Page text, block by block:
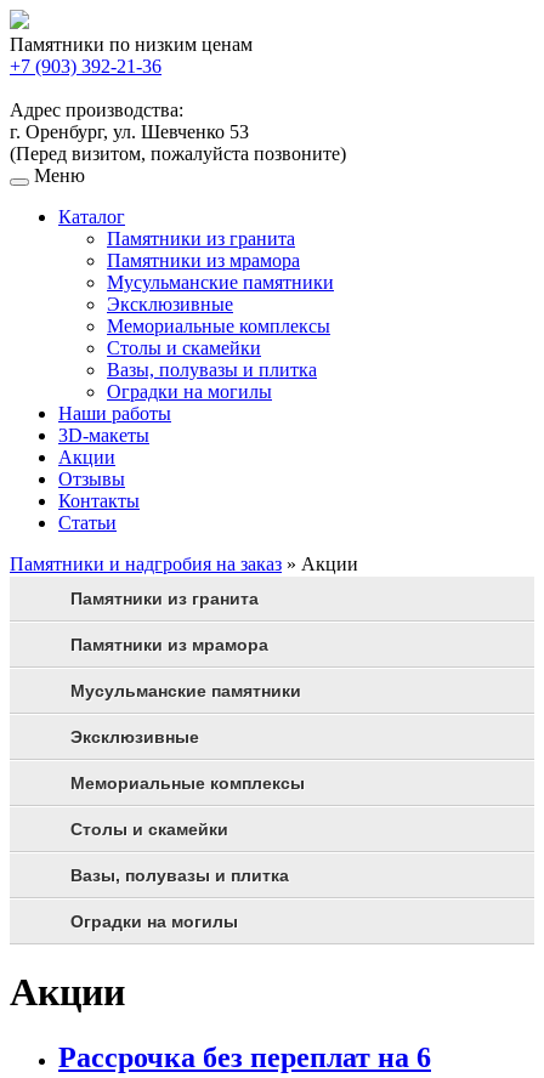
Памятники по низким ценам
+7 (903) 392-21-36
Адрес производства:
г. Оренбург, ул. Шевченко 53
(Перед визитом, пожалуйста позвоните)
Меню
Каталог
Памятники из гранита
Памятники из мрамора
Мусульманские памятники
Эксклюзивные
Мемориальные комплексы
Столы и скамейки
Вазы, полувазы и плитка
Оградки на могилы
Наши работы
3D-макеты
Акции
Отзывы
Контакты
Статьи
Памятники и надгробия на заказ » Акции
Памятники из гранита
Памятники из мрамора
Мусульманские памятники
Эксклюзивные
Мемориальные комплексы
Столы и скамейки
Вазы, полувазы и плитка
Оградки на могилы
Акции
Рассрочка без переплат на 6